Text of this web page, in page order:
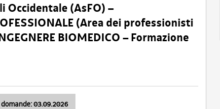
Occidentale (AsFO) –
(Area dei professionisti
BIOMEDICO – Formazione
03.09.2026